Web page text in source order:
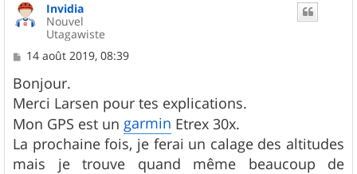
Invidia
Nouvel
Utagawiste
M
s
s
a
g
e
14 août 2019, 08:39
Bonjour.
Merci Larsen pour tes explications.
Mon GPS est un garmin Etrex 30x.
La prochaine fois, je ferai un calage des altitudes
mais je trouve quand même beaucoup de